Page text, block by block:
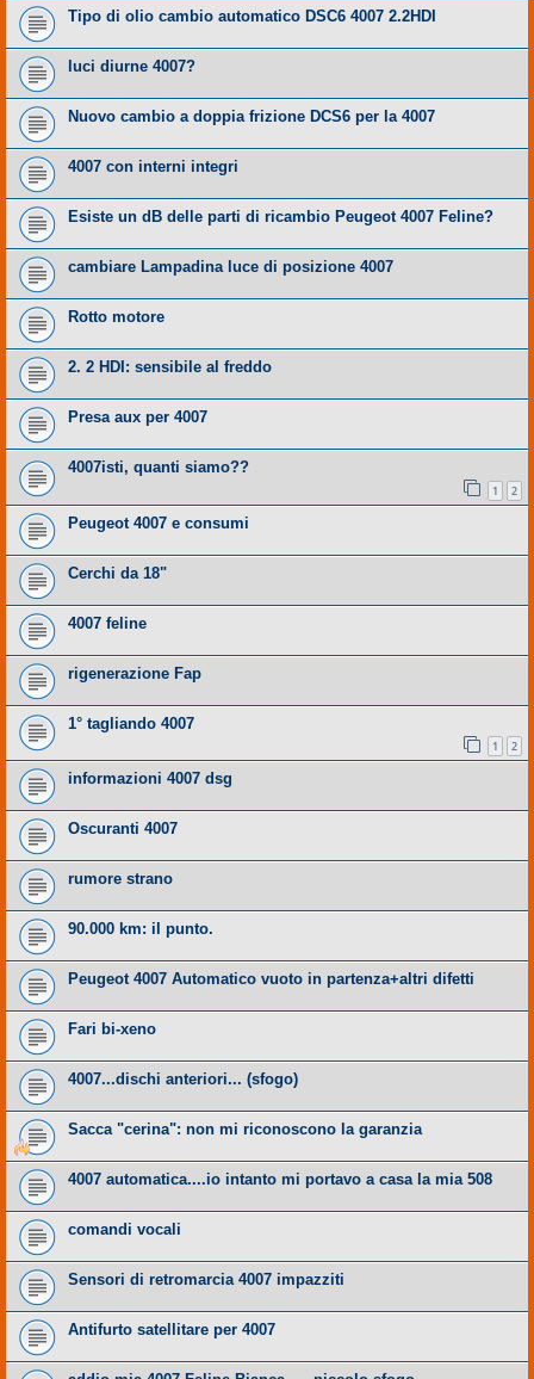
Tipo di olio cambio automatico DSC6 4007 2.2HDI
luci diurne 4007?
Nuovo cambio a doppia frizione DCS6 per la 4007
4007 con interni integri
Esiste un dB delle parti di ricambio Peugeot 4007 Feline?
cambiare Lampadina luce di posizione 4007
Rotto motore
2. 2 HDI: sensibile al freddo
Presa aux per 4007
4007isti, quanti siamo??
1 2
Peugeot 4007 e consumi
Cerchi da 18"
4007 feline
rigenerazione Fap
1° tagliando 4007
1 2
informazioni 4007 dsg
Oscuranti 4007
rumore strano
90.000 km: il punto.
Peugeot 4007 Automatico vuoto in partenza+altri difetti
Fari bi-xeno
4007...dischi anteriori... (sfogo)
Sacca "cerina": non mi riconoscono la garanzia
4007 automatica....io intanto mi portavo a casa la mia 508
comandi vocali
Sensori di retromarcia 4007 impazziti
Antifurto satellitare per 4007